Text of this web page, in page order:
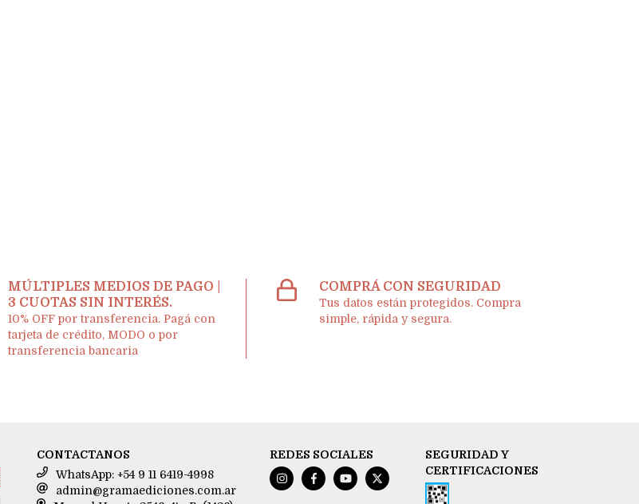
MÚLTIPLES MEDIOS DE PAGO |
3 CUOTAS SIN INTERÉS.
10% OFF por transferencia. Pagá con
tarjeta de crédito, MODO o por
transferencia bancaria
COMPRÁ CON SEGURIDAD
Tus datos están protegidos. Compra
simple, rápida y segura.
CONTACTANOS
WhatsApp: +54 9 11 6419-4998
admin@gramaediciones.com.ar
REDES SOCIALES
SEGURIDAD Y
CERTIFICACIONES